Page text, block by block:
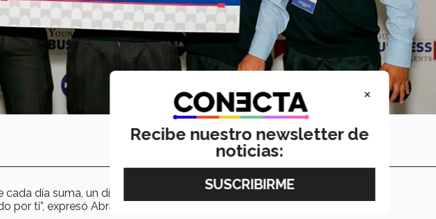
día suma, un día sin trabajar es un día desperdiciado. Tienes tantas
por ti”, expresó Abraham.
×
Recibe nuestro newsletter de
noticias: